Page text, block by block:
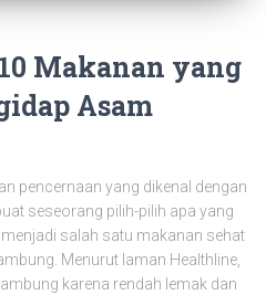
Makanan yang
Asam
pencernaan yang dikenal dengan
seseorang pilih-pilih apa yang
salah satu makanan sehat
Menurut laman Healthline,
karena rendah lemak dan